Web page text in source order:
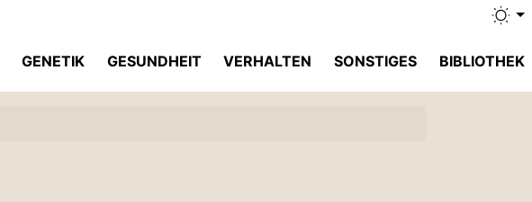
GENETIK GESUNDHEIT VERHALTEN SONSTIGES BIBLIOTHEK